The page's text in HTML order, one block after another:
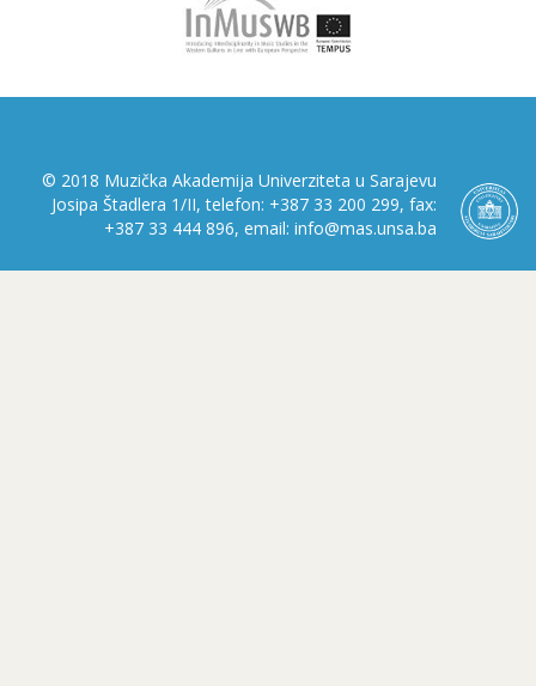
© 2018 Muzička Akademija Univerziteta u Sarajevu
Josipa Štadlera 1/II, telefon: +387 33 200 299, fax:
+387 33 444 896, email: info@mas.unsa.ba